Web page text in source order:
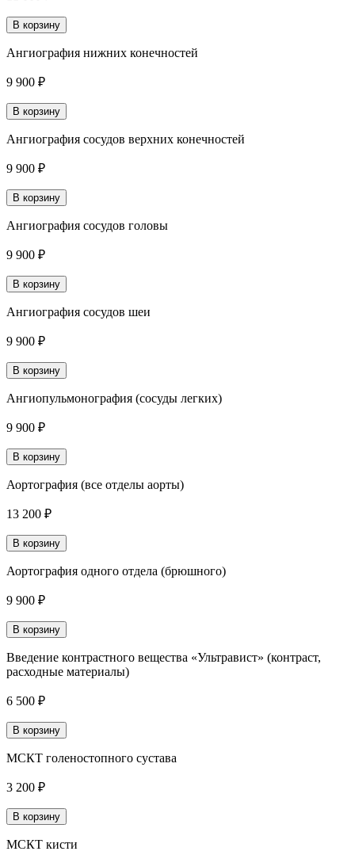
В корзину
Ангиография нижних конечностей
9 900 ₽
В корзину
Ангиография сосудов верхних конечностей
9 900 ₽
В корзину
Ангиография сосудов головы
9 900 ₽
В корзину
Ангиография сосудов шеи
9 900 ₽
В корзину
Ангиопульмонография (сосуды легких)
9 900 ₽
В корзину
Аортография (все отделы аорты)
13 200 ₽
В корзину
Аортография одного отдела (брюшного)
9 900 ₽
В корзину
Введение контрастного вещества «Ультравист» (контраст,
расходные материалы)
6 500 ₽
В корзину
МСКТ голеностопного сустава
3 200 ₽
В корзину
МСКТ кисти